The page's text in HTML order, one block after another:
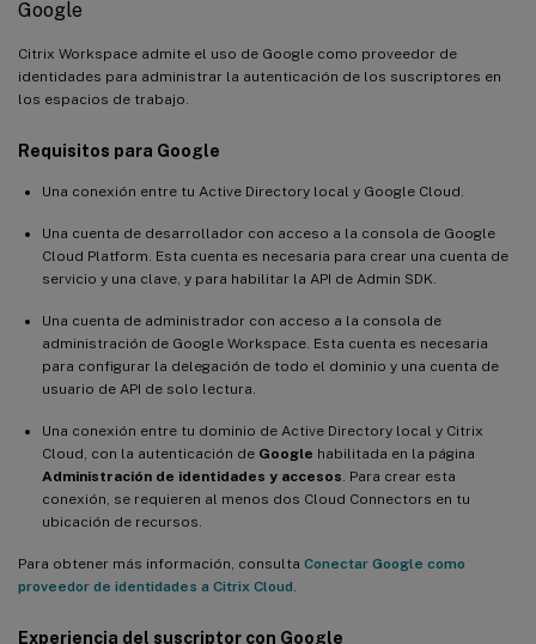
Google
Citrix Workspace admite el uso de Google como proveedor de
identidades para administrar la autenticación de los suscriptores en
los espacios de trabajo.
Requisitos para Google
Una conexión entre tu Active Directory local y Google Cloud.
Una cuenta de desarrollador con acceso a la consola de Google
Cloud Platform. Esta cuenta es necesaria para crear una cuenta de
servicio y una clave, y para habilitar la API de Admin SDK.
Una cuenta de administrador con acceso a la consola de
administración de Google Workspace. Esta cuenta es necesaria
para configurar la delegación de todo el dominio y una cuenta de
usuario de API de solo lectura.
Una conexión entre tu dominio de Active Directory local y Citrix
Cloud, con la autenticación de Google habilitada en la página
Administración de identidades y accesos. Para crear esta
conexión, se requieren al menos dos Cloud Connectors en tu
ubicación de recursos.
Para obtener más información, consulta Conectar Google como
proveedor de identidades a Citrix Cloud.
Experiencia del suscriptor con Google